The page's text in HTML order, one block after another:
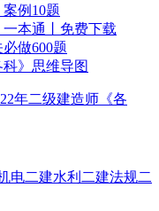
例10题
本通丨免费下载
做600题
》思维导图
年二级建造师《各
电二建水利 二建法规二